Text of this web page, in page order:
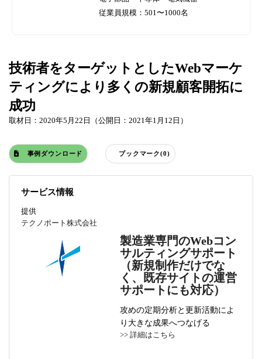
従業員規模：501〜1000名
技術者をターゲットとしたWebマーケ
ティングにより多くの新規顧客開拓に
成功
取材日：2020年5月22日（公開日：2021年1月12日）
事例ダウンロード ブックマーク(0)
サービス情報
提供
テクノポート株式会社
製造業専門のWebコン
サルティングサポート
（新規制作だけでな
く、既存サイトの運営
サポートにも対応）
攻めの定期分析と更新活動によ
り大きな成果へつなげる
>> 詳細はこちら